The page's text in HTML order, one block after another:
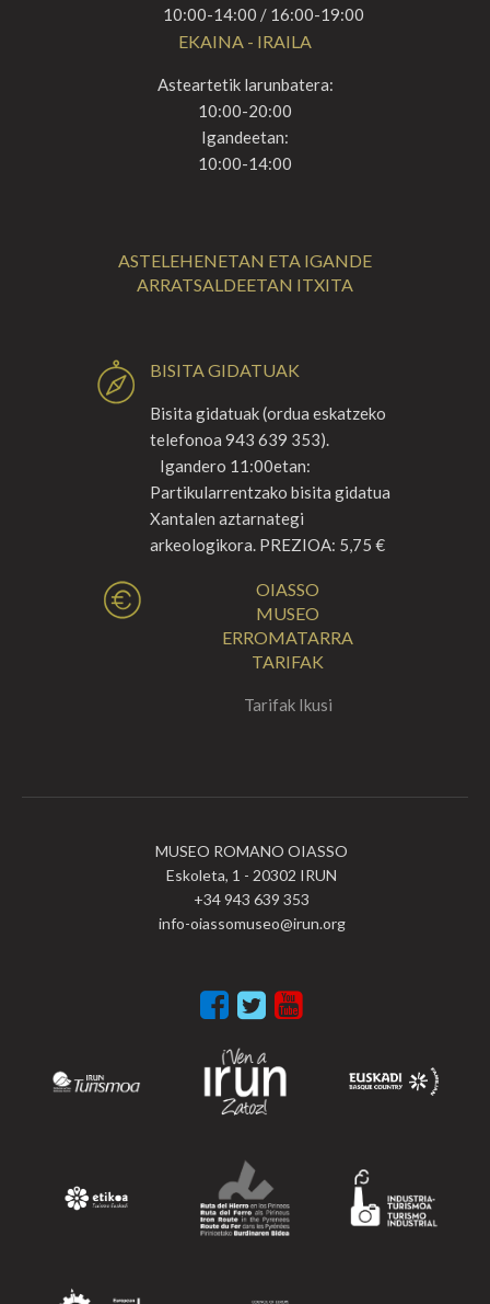
10:00-14:00 / 16:00-19:00
EKAINA - IRAILA
Asteartetik larunbatera:
10:00-20:00
Igandeetan:
10:00-14:00
ASTELEHENETAN ETA IGANDE
ARRATSALDEETAN ITXITA
BISITA GIDATUAK
Bisita gidatuak (ordua eskatzeko
telefonoa 943 639 353).
Igandero 11:00etan:
Partikularrentzako bisita gidatua
Xantalen aztarnategi
arkeologikora. PREZIOA: 5,75 €
OIASSO
MUSEO
ERROMATARRA
TARIFAK
Tarifak Ikusi
MUSEO ROMANO OIASSO
Eskoleta, 1 - 20302 IRUN
+34 943 639 353
info-oiassomuseo@irun.org